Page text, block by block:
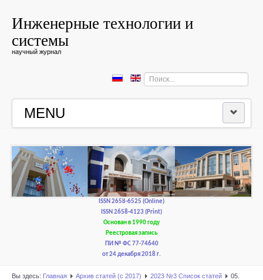
Инженерные технологии и
системы
научный журнал
Искать...
MENU
РЕДКОЛЛЕГИЯ
РЕДАКЦИОННАЯ ПОЛИТИКА И ЭТИКА
ISSN 2658-6525 (Online)
ISSN 2658-4123 (Print)
Основан в 1990 году
Реестровая запись
ПИ № ФС 77-74640
от 24 декабря 2018 г.
Вы здесь: Главная Архив статей (с 2017) 2023 №3 Список статей
05.